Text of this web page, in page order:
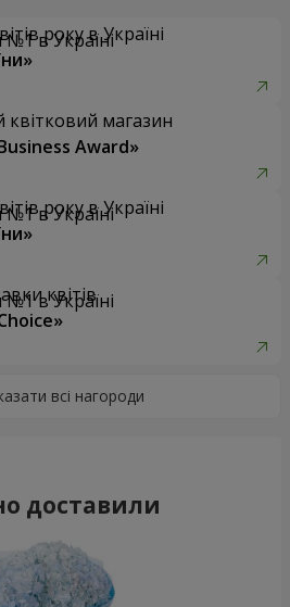
року в Україні
магазин
Award»
року в Україні
квітів
доставили